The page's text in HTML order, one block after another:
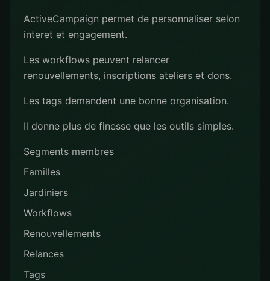
ActiveCampaign permet de personnaliser selon
interet et engagement.
Les workflows peuvent relancer
renouvellements, inscriptions ateliers et dons.
Les tags demandent une bonne organisation.
Il donne plus de finesse que les outils simples.
Segments membres
Familles
Jardiniers
Workflows
Renouvellements
Relances
Tags